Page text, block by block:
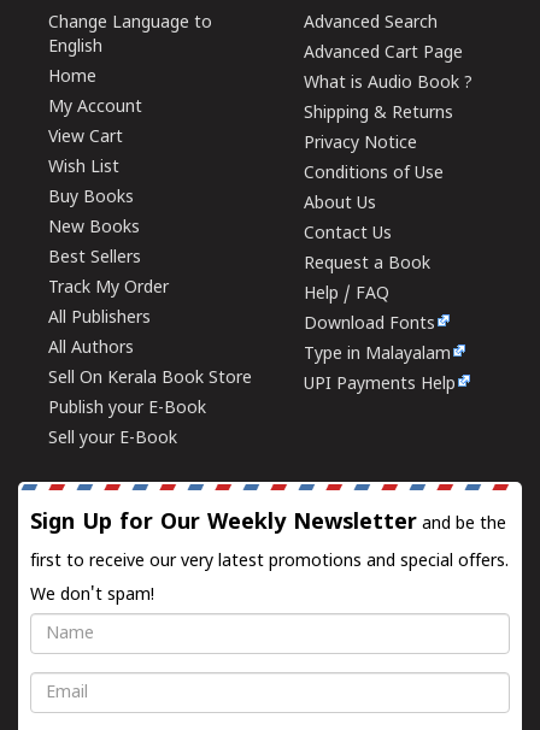
Change Language to
English
Home
My Account
View Cart
Wish List
Buy Books
New Books
Best Sellers
Track My Order
All Publishers
All Authors
Sell On Kerala Book Store
Publish your E-Book
Sell your E-Book
Advanced Search
Advanced Cart Page
What is Audio Book ?
Shipping & Returns
Privacy Notice
Conditions of Use
About Us
Contact Us
Request a Book
Help / FAQ
Download Fonts
Type in Malayalam
UPI Payments Help
Sign Up for Our Weekly Newsletter and be the
first to receive our very latest promotions and special offers.
We don't spam!
Name
Email